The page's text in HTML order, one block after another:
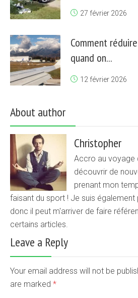
27 février 2026
Comment
quand on...
12 février 2026
About author
Christopher
Accro au voyage
découvrir de
prenant mon
faisant du sport ! Je suis également
donc il peut m'arriver de faire
certains articles.
Leave a Reply
Your email address will not be
are marked *